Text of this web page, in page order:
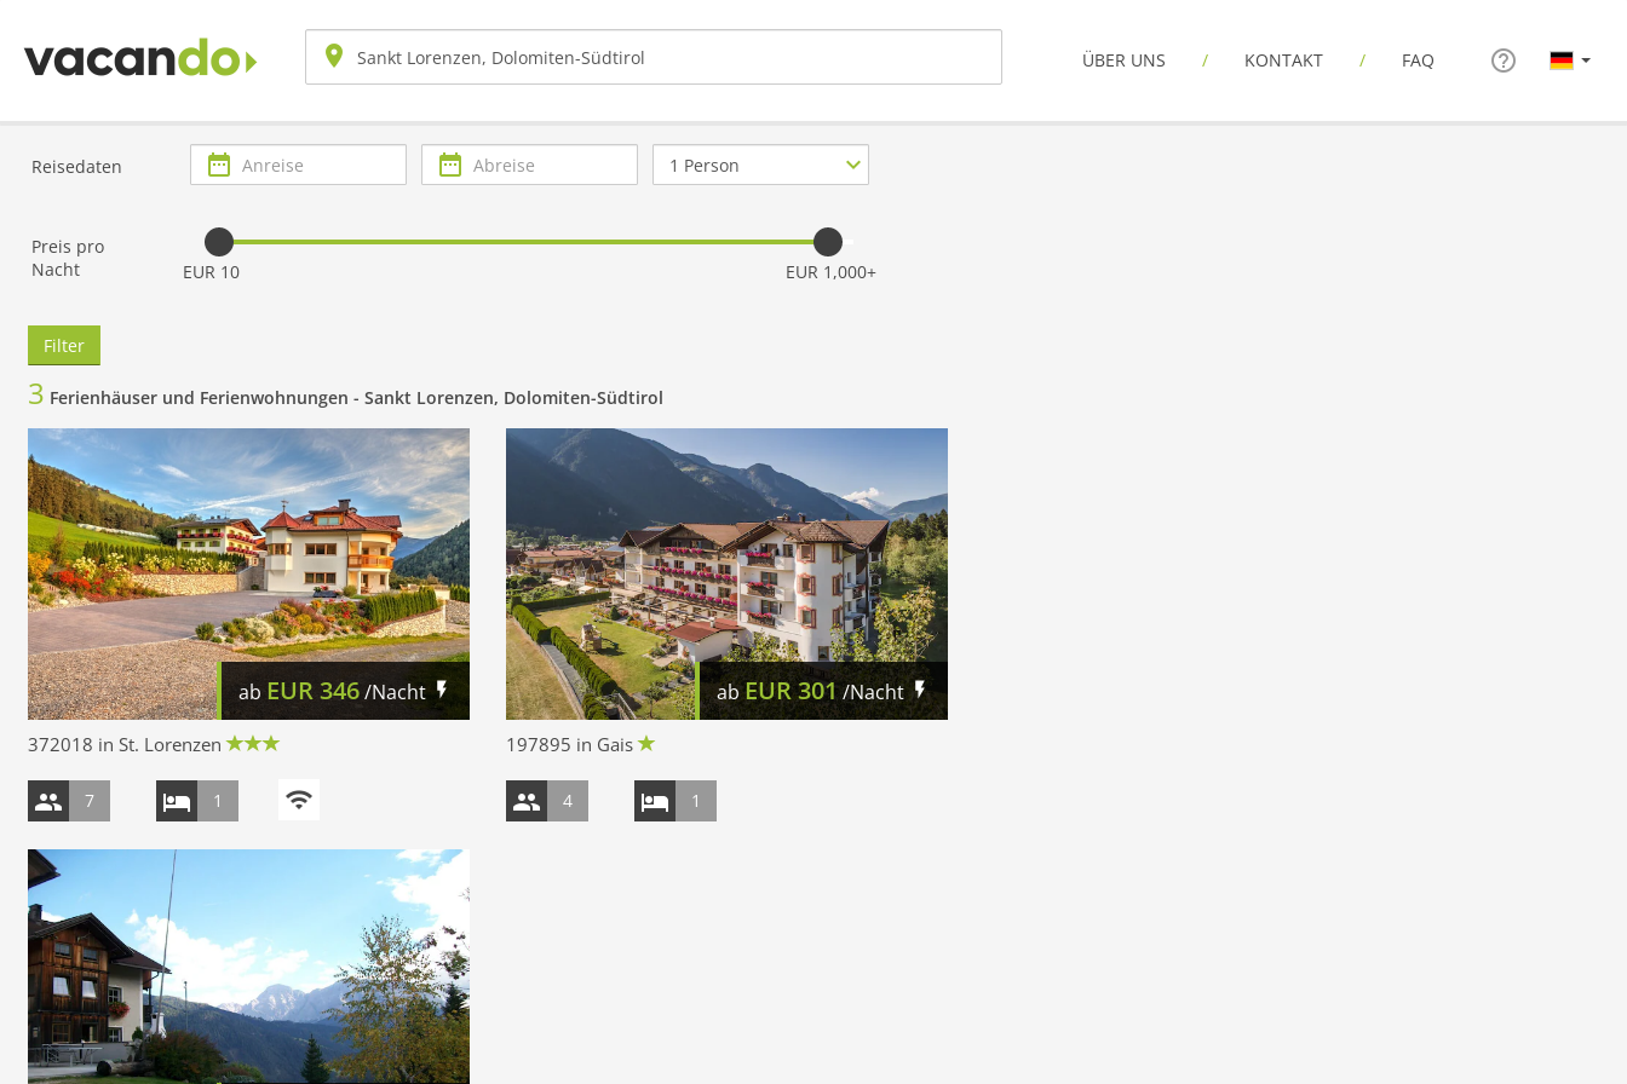
ÜBER UNS KONTAKT FAQ
Reisedaten Anreise Abreise
Anzahl
Personen
Preis pro
Nacht
EUR 10 EUR 1,000+
Filter
3 Ferienhäuser und Ferienwohnungen - Sankt Lorenzen, Dolomiten-Südtirol
ab EUR346/Nacht
372018 in St. Lorenzen
7 1
abEUR301/Nacht
197895 in Gais
4 1